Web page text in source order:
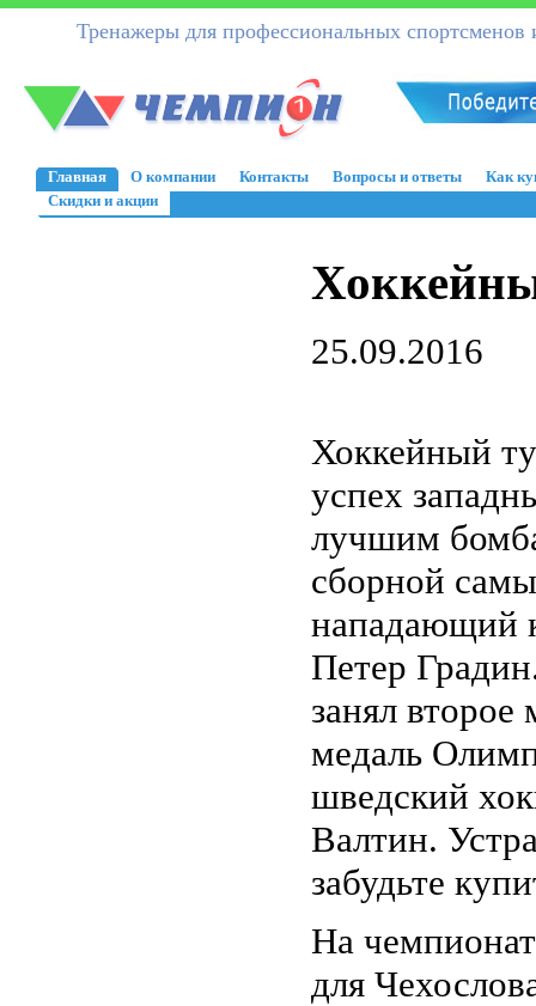
Тренажеры для профессиональных спортсменов
Главная О компании Контакты Вопросы и ответы
Как
Скидки и акции
25.09.2016
Хоккейный
успех
лучшим
сборной
нападающий
Петер
занял
медаль
шведский
Валтин.
забудьте
На
для